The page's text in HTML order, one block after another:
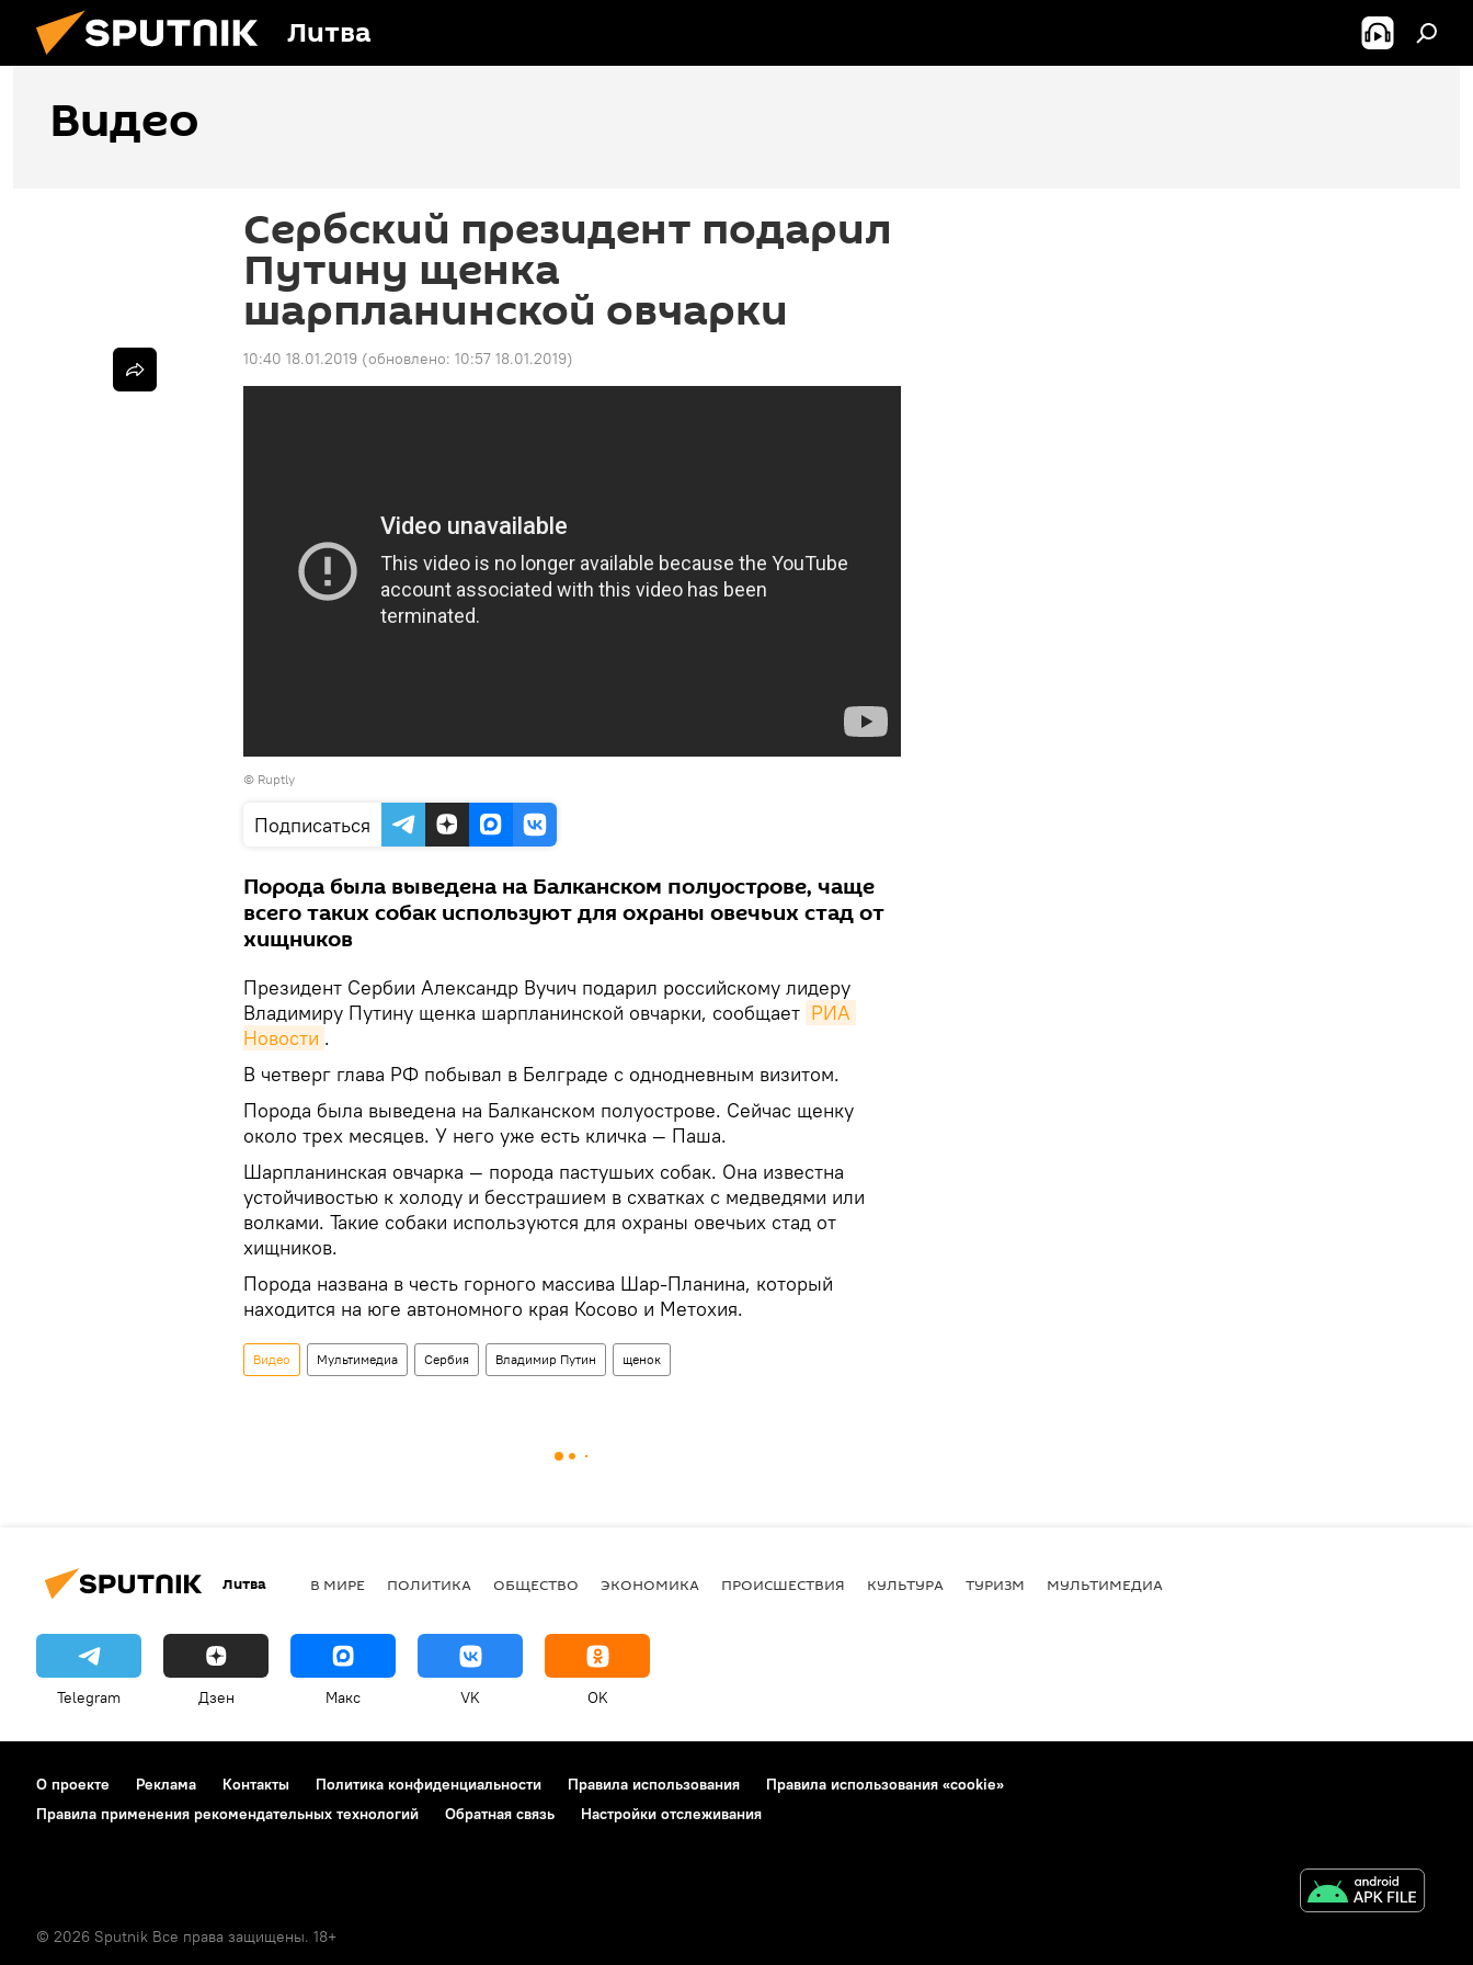
Литва
Видео
Сербский президент подарил
Путину щенка
шарпланинской овчарки
10:40 18.01.2019 (обновлено: 10:57 18.01.2019)
© Ruptly
Подписаться
Порода была выведена на Балканском полуострове, чаще
всего таких собак используют для охраны овечьих стад от
хищников
Президент Сербии Александр Вучич подарил российскому лидеру
Владимиру Путину щенка шарпланинской овчарки, сообщает РИА
Новости .
В четверг глава РФ побывал в Белграде с однодневным визитом.
Порода была выведена на Балканском полуострове. Сейчас щенку
около трех месяцев. У него уже есть кличка — Паша.
Шарпланинская овчарка — порода пастушьих собак. Она известна
устойчивостью к холоду и бесстрашием в схватках с медведями или
волками. Такие собаки используются для охраны овечьих стад от
хищников.
Порода названа в честь горного массива Шар-Планина, который
находится на юге автономного края Косово и Метохия.
Видео Мультимедиа Сербия Владимир Путин щенок
Литва В МИРЕ ПОЛИТИКА ОБЩЕСТВО ЭКОНОМИКА ПРОИСШЕСТВИЯ КУЛЬТУРА ТУРИЗМ МУЛЬТИМЕДИА
Telegram Дзен Макс VK OK
О проекте Реклама Контакты Политика конфиденциальности Правила использования
Правила использования «cookie»
Правила применения рекомендательных технологий
Обратная связь Настройки отслеживания
© 2026 Sputnik Все права защищены. 18+